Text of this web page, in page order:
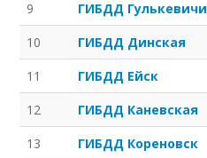
9
ГИБДД Гулькевичи
10
ГИБДД Динская
11
ГИБДД Ейск
12
ГИБДД Каневская
13
ГИБДД Кореновск